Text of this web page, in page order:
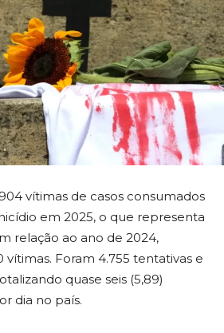
vítimas de casos consumados
em 2025, o que representa
relação ao ano de 2024,
vítimas. Foram 4.755 tentativas e
quase seis (5,89)
dia no país.